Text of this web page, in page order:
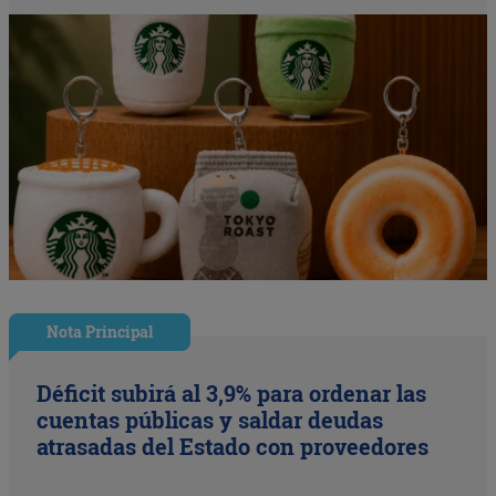
Nota Principal
Déficit subirá al 3,9% para ordenar las
cuentas públicas y saldar deudas
atrasadas del Estado con proveedores